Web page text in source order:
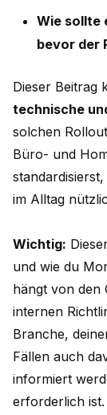
Wie sollte
bevor der
Dieser Beitrag
technische
solchen
Büro- und
im Alltag
Wichtig:
und wie du
hängt von den
internen
Branche,
Fällen auch
informiert
erforderlich